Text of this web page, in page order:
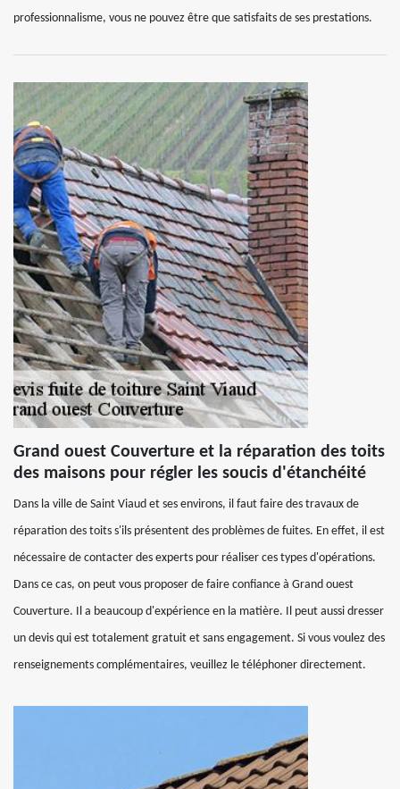
professionnalisme, vous ne pouvez être que satisfaits de ses prestations.
Grand ouest Couverture et la réparation des toits
des maisons pour régler les soucis d'étanchéité
Dans la ville de Saint Viaud et ses environs, il faut faire des travaux de
réparation des toits s'ils présentent des problèmes de fuites. En effet, il est
nécessaire de contacter des experts pour réaliser ces types d'opérations.
Dans ce cas, on peut vous proposer de faire confiance à Grand ouest
Couverture. Il a beaucoup d'expérience en la matière. Il peut aussi dresser
un devis qui est totalement gratuit et sans engagement. Si vous voulez des
renseignements complémentaires, veuillez le téléphoner directement.